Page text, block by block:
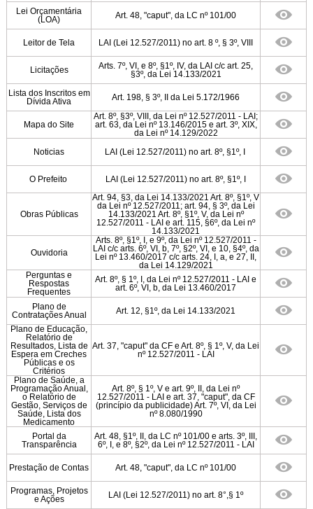
Lei Orçamentária
(LOA)
Art. 48, "caput", da LC nº 101/00
Leitor de Tela LAI (Lei 12.527/2011) no art. 8 º, § 3º, VIII
Licitações
Arts. 7º, VI, e 8º, §1º, IV, da LAI c/c art. 25,
§3º, da Lei 14.133/2021
Lista dos Inscritos em
Dívida Ativa
Art. 198, § 3º, II da Lei 5.172/1966
Mapa do Site
Art. 8º, §3º, VIII, da Lei nº 12.527/2011 - LAI;
art. 63, da Lei nº 13.146/2015 e art. 3º, XIX,
da Lei nº 14.129/2022
Noticias
LAI (Lei 12.527/2011) no art. 8º, §1º, I
O Prefeito LAI (Lei 12.527/2011) no art. 8º, §1º, I
Obras Públicas
Art. 94, §3, da Lei 14.133/2021 Art. 8º, §1º, V
da Lei nº 12.527/2011; art. 94, § 3º, da Lei
14.133/2021 Art. 8º, §1º, V, da Lei nº
12.527/2011 - LAI e art. 115, §6º, da Lei nº
14.133/2021
Ouvidoria
Arts. 8º, §1º, I, e 9º, da Lei nº 12.527/2011 -
LAI c/c arts. 6º, VI, b, 7º, §2º, VI, e 10, §4º, da
Lei nº 13.460/2017 c/c arts. 24, I, a, e 27, II,
da Lei 14.129/2021
Perguntas e
Respostas
Frequentes
Art. 8º, § 1º, I, da Lei nº 12.527/2011 - LAI e
art. 6º, VI, b, da Lei 13.460/2017
Plano de
Contratações Anual
Art. 12, §1º, da Lei 14.133/2021
Plano de Educação,
Relatório de
Resultados, Lista de
Espera em Creches
Públicas e os
Critérios
Art. 37, "caput" da CF e Art. 8º, § 1º, V, da Lei
nº 12.527/2011 - LAI
Plano de Saúde, a
Programação Anual,
o Relatório de
Gestão, Serviços de
Saúde, Lista dos
Medicamento
Art. 8º, § 1º, V e art. 9º, II, da Lei nº
12.527/2011 - LAI e art. 37, "caput", da CF
(princípio da publicidade) Art. 7º, VI, da Lei
nº 8.080/1990
Portal da
Transparência
Art. 48, §1º, II, da LC nº 101/00 e arts. 3º, III,
6º, I, e 8º, §2º, da Lei nº 12.527/2011 - LAI
Prestação de Contas Art. 48, "caput", da LC nº 101/00
Programas, Projetos
e Ações
LAI (Lei 12.527/2011) no art. 8°,§ 1º